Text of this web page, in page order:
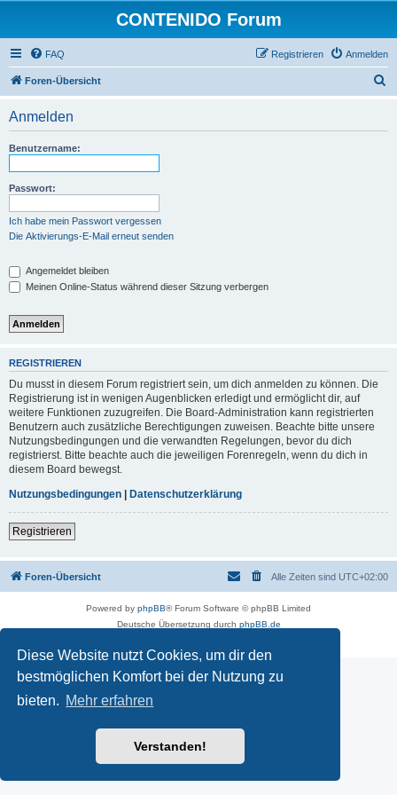
Diese Website nutzt Cookies, um dir den
bestmöglichen Komfort bei der Nutzung zu
bieten. Mehr erfahren
Verstanden!
CONTENIDO Forum
FAQ Anmelden
Registrieren
Foren-Übersicht
Anmelden
Benutzername:
Passwort:
Ich habe mein Passwort vergessen
Die Aktivierungs-E-Mail erneut senden
Angemeldet bleiben
Meinen Online-Status während dieser Sitzung verbergen
REGISTRIEREN
Du musst in diesem Forum registriert sein, um dich anmelden zu können. Die
Registrierung ist in wenigen Augenblicken erledigt und ermöglicht dir, auf
weitere Funktionen zuzugreifen. Die Board-Administration kann registrierten
Benutzern auch zusätzliche Berechtigungen zuweisen. Beachte bitte unsere
Nutzungsbedingungen und die verwandten Regelungen, bevor du dich
registrierst. Bitte beachte auch die jeweiligen Forenregeln, wenn du dich in
diesem Board bewegst.
Nutzungsbedingungen | Datenschutzerklärung
Registrieren
Foren-Übersicht Alle Zeiten sind UTC+02:00
Powered by phpBB® Forum Software © phpBB Limited
Deutsche Übersetzung durch phpBB.de